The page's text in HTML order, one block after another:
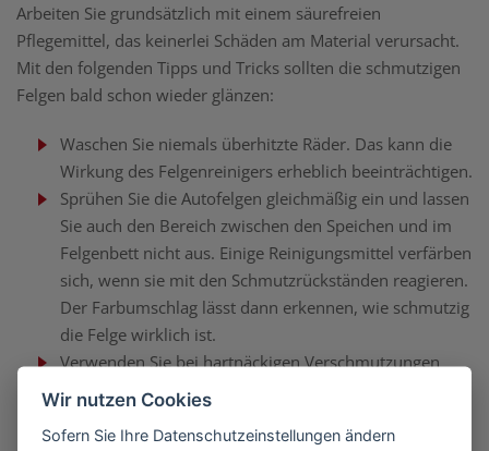
Arbeiten Sie grundsätzlich mit einem säurefreien
Pflegemittel, das keinerlei Schäden am Material verursacht.
Mit den folgenden Tipps und Tricks sollten die schmutzigen
Felgen bald schon wieder glänzen:
Waschen Sie niemals überhitzte Räder. Das kann die
Wirkung des Felgenreinigers erheblich beeinträchtigen.
Sprühen Sie die Autofelgen gleichmäßig ein und lassen
Sie auch den Bereich zwischen den Speichen und im
Felgenbett nicht aus. Einige Reinigungsmittel verfärben
sich, wenn sie mit den Schmutzrückständen reagieren.
Der Farbumschlag lässt dann erkennen, wie schmutzig
die Felge wirklich ist.
Verwenden Sie bei hartnäckigen Verschmutzungen
zusätzlich eine Felgenbürste und arbeiten Sie gründlich
unschöne Kratzer auf dem Material hinterlassen.
Wir nutzen Cookies
Sofern Sie Ihre Datenschutzeinstellungen ändern